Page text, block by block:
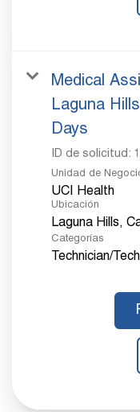
Medical
Laguna
Days
ID de solicitud:
Unidad de
UCI Health
Ubicación
Categorías
Technician/